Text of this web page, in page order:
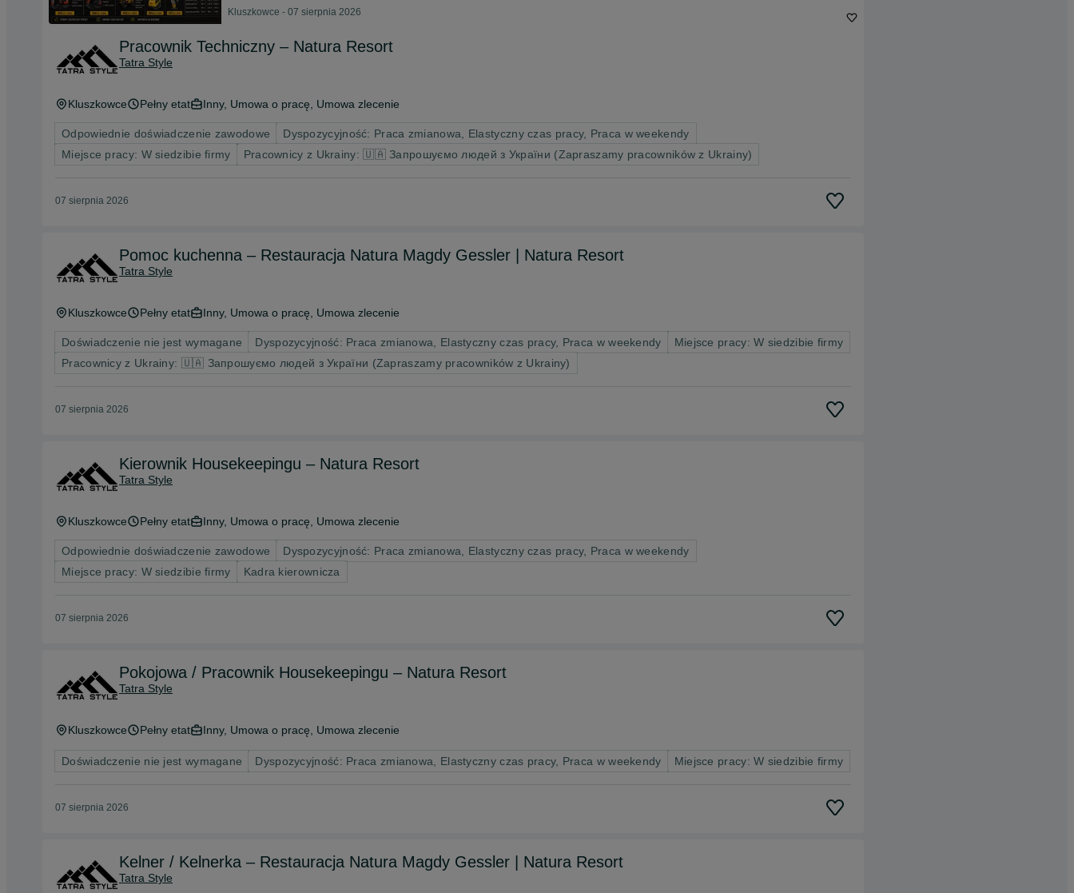
Kluszkowce - 07 sierpnia 2026
Pracownik Techniczny – Natura Resort
Tatra Style
Kluszkowce Pełny etat Inny, Umowa o pracę, Umowa zlecenie
Odpowiednie doświadczenie zawodowe
Dyspozycyjność: Praca zmianowa, Elastyczny czas pracy, Praca w weekendy
Miejsce pracy: W siedzibie firmy
Pracownicy z Ukrainy: 🇺🇦 Запрошуємо людей з України (Zapraszamy pracowników z Ukrainy)
07 sierpnia 2026
Pomoc kuchenna – Restauracja Natura Magdy Gessler | Natura Resort
Tatra Style
Kluszkowce Pełny etat Inny, Umowa o pracę, Umowa zlecenie
Doświadczenie nie jest wymagane Dyspozycyjność: Praca zmianowa, Elastyczny czas pracy, Praca w weekendy
Miejsce pracy: W siedzibie firmy
Pracownicy z Ukrainy: 🇺🇦 Запрошуємо людей з України (Zapraszamy pracowników z Ukrainy)
07 sierpnia 2026
Kierownik Housekeepingu – Natura Resort
Tatra Style
Kluszkowce Pełny etat Inny, Umowa o pracę, Umowa zlecenie
Odpowiednie doświadczenie zawodowe
Dyspozycyjność: Praca zmianowa, Elastyczny czas pracy, Praca w weekendy
Miejsce pracy: W siedzibie firmy
Kadra kierownicza
07 sierpnia 2026
Pokojowa / Pracownik Housekeepingu – Natura Resort
Tatra Style
Kluszkowce Pełny etat Inny, Umowa o pracę, Umowa zlecenie
Doświadczenie nie jest wymagane Dyspozycyjność: Praca zmianowa, Elastyczny czas pracy, Praca w weekendy Miejsce pracy: W siedzibie firmy
07 sierpnia 2026
Kelner / Kelnerka – Restauracja Natura Magdy Gessler | Natura Resort
Tatra Style